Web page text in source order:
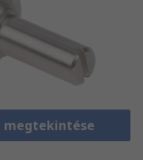
megtekintése